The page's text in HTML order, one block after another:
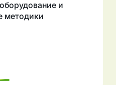
и
методики